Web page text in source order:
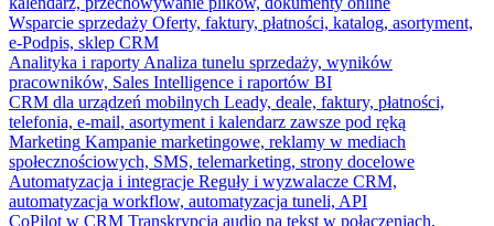
Wsparcie sprzedaży Oferty, faktury, płatności, katalog, asortyment,
e-Podpis, sklep CRM
Analityka i raporty Analiza tunelu sprzedaży, wyników
pracowników, Sales Intelligence i raportów BI
CRM dla urządzeń mobilnych Leady, deale, faktury, płatności,
telefonia, e-mail, asortyment i kalendarz zawsze pod ręką
Marketing Kampanie marketingowe, reklamy w mediach
społecznościowych, SMS, telemarketing, strony docelowe
Automatyzacja i integracje Reguły i wyzwalacze CRM,
automatyzacja workflow, automatyzacja tuneli, API
CoPilot w CRM Transkrypcja audio na tekst w połączeniach,